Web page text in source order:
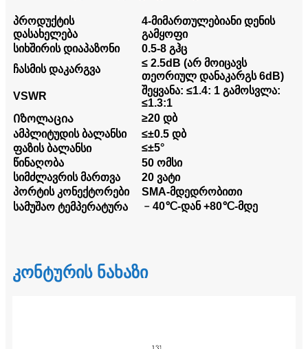
პროდუქტის
დასახელება
4-მიმართულებიანი დენის
გამყოფი
სიხშირის დიაპაზონი
0.5-8 გჰც
ჩასმის დაკარგვა
≤ 2.5dB (არ მოიცავს
თეორიულ დანაკარგს 6dB)
VSWR
შეყვანა: ≤1.4: 1 გამოსვლა:
≤1.3:1
Იზოლაცია
≥20 დბ
ამპლიტუდის ბალანსი
≤±0.5 დბ
ფაზის ბალანსი
≤±5°
წინაღობა
50 ომსი
სიმძლავრის მართვა
20 ვატი
პორტის კონექტორები
SMA-მდედრობითი
სამუშაო ტემპერატურა
﹣40℃-დან +80℃-მდე
კონტურის ნახაზი